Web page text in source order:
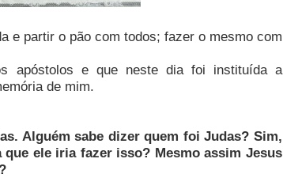
e partir o pão com todos; fazer o mesmo com
apóstolos e que neste dia foi instituída a
de mim.
Alguém sabe dizer quem foi Judas? Sim,
ele iria fazer isso? Mesmo assim Jesus